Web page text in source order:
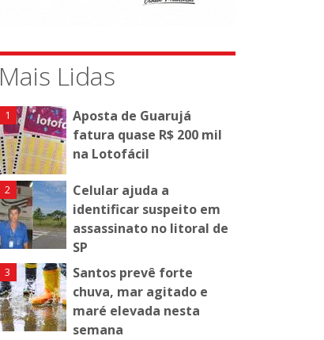
Mais Lidas
Aposta de Guarujá
fatura quase R$ 200 mil
na Lotofácil
Celular ajuda a
identificar suspeito em
assassinato no litoral de
SP
Santos prevê forte
chuva, mar agitado e
maré elevada nesta
semana